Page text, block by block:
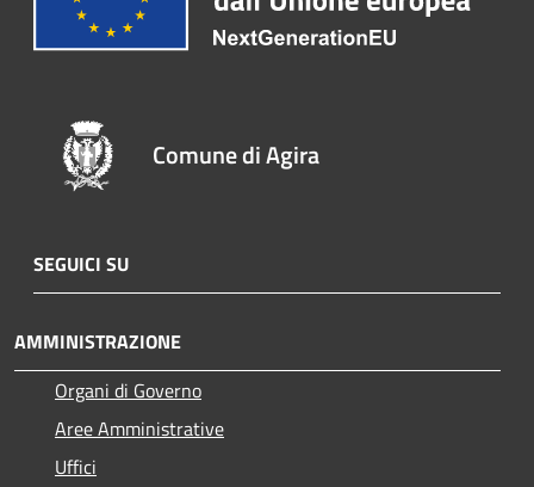
Comune di Agira
SEGUICI SU
AMMINISTRAZIONE
Organi di Governo
Aree Amministrative
Uffici